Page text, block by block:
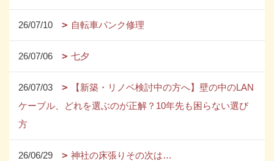
26/07/10 自転車パンク修理
26/07/06 七夕
26/07/03
【新築・リノベ検討中の方へ】壁の中のLAN
ケーブル、どれを選ぶのが正解？10年先も困らない選び
方
26/06/29 神社の床張りその次は…